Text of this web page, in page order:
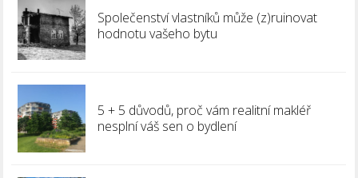
Společenství vlastníků může (z)ruinovat
hodnotu vašeho bytu
5 + 5 důvodů, proč vám realitní makléř
nesplní váš sen o bydlení